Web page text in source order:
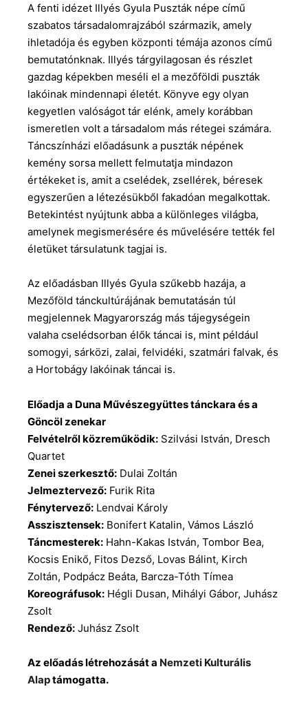
A fenti idézet Illyés Gyula Puszták népe című
szabatos társadalomrajzából származik, amely
ihletadója és egyben központi témája azonos című
bemutatónknak. Illyés tárgyilagosan és részlet
gazdag képekben meséli el a mezőföldi puszták
lakóinak mindennapi életét. Könyve egy olyan
kegyetlen valóságot tár elénk, amely korábban
ismeretlen volt a társadalom más rétegei számára.
Táncszínházi előadásunk a puszták népének
kemény sorsa mellett felmutatja mindazon
értékeket is, amit a cselédek, zsellérek, béresek
egyszerűen a létezésükből fakadóan megalkottak.
Betekintést nyújtunk abba a különleges világba,
amelynek megismerésére és művelésére tették fel
életüket társulatunk tagjai is.
Az előadásban Illyés Gyula szűkebb hazája, a
Mezőföld tánckultúrájának bemutatásán túl
megjelennek Magyarország más tájegységein
valaha cselédsorban élők táncai is, mint például
somogyi, sárközi, zalai, felvidéki, szatmári falvak, és
a Hortobágy lakóinak táncai is.
Előadja a Duna Művészegyüttes tánckara és a
Göncöl zenekar
Felvételről közreműködik: Szilvási István, Dresch
Quartet
Zenei szerkesztő: Dulai Zoltán
Jelmeztervező: Furik Rita
Fénytervező: Lendvai Károly
Asszisztensek: Bonifert Katalin, Vámos László
Táncmesterek: Hahn-Kakas István, Tombor Bea,
Kocsis Enikő, Fitos Dezső, Lovas Bálint, Kirch
Zoltán, Podpácz Beáta, Barcza-Tóth Tímea
Koreográfusok: Hégli Dusan, Mihályi Gábor, Juhász
Zsolt
Rendező: Juhász Zsolt
Az előadás létrehozását a Nemzeti Kulturális
Alaptámogatta.